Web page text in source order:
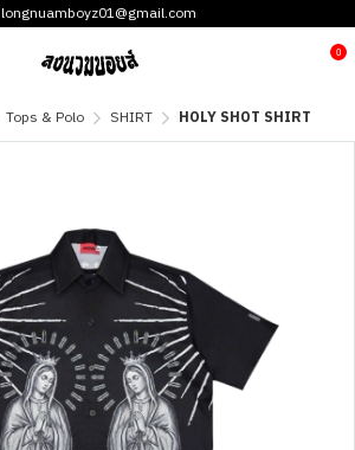
longnuamboyz01@gmail.com
0
Tops & Polo SHIRT HOLY SHOT SHIRT